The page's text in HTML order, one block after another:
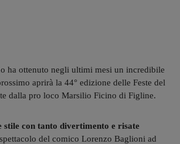
ha ottenuto negli ultimi mesi un incredibile
aprirà la 44° edizione delle Feste del
dalla pro loco Marsilio Ficino di Figline.
stile con tanto divertimento e risate
del comico Lorenzo Baglioni ad